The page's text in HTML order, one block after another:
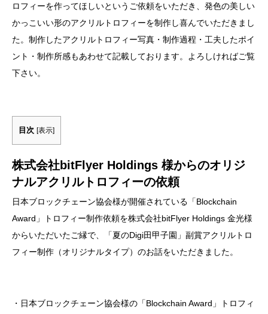
ロフィーを作ってほしいというご依頼をいただき、発色の美しい
かっこいい形のアクリルトロフィーを制作し喜んでいただきまし
た。制作したアクリルトロフィー写真・制作過程・工夫したポイ
ント・制作所感もあわせて記載しております。よろしければご覧
下さい。
目次 [表示]
株式会社bitFlyer Holdings 様からのオリジ
ナルアクリルトロフィーの依頼
日本ブロックチェーン協会様が開催されている「Blockchain
Award」トロフィー制作依頼を株式会社bitFlyer Holdings 金光様
からいただいたご縁で、「夏のDigi田甲子園」副賞アクリルトロ
フィー制作（オリジナルタイプ）のお話をいただきました。
・日本ブロックチェーン協会様の「Blockchain Award」トロフィ